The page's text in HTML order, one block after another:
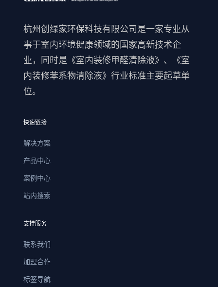
杭州创绿家环保科技有限公司是一家专业从
事于室内环境健康领域的国家高新技术企
业，同时是《室内装修甲醛清除液》、《室
内装修苯系物清除液》行业标准主要起草单
位。
快速链接
解决方案
产品中心
案例中心
站内搜索
支持服务
联系我们
加盟合作
标签导航